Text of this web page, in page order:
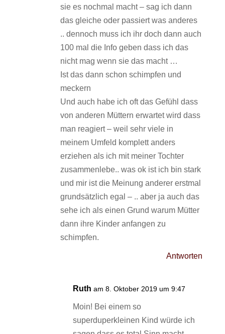
sie es nochmal macht – sag ich dann
das gleiche oder passiert was anderes
.. dennoch muss ich ihr doch dann auch
100 mal die Info geben dass ich das
nicht mag wenn sie das macht …
Ist das dann schon schimpfen und
meckern
Und auch habe ich oft das Gefühl dass
von anderen Müttern erwartet wird dass
man reagiert – weil sehr viele in
meinem Umfeld komplett anders
erziehen als ich mit meiner Tochter
zusammenlebe.. was ok ist ich bin stark
und mir ist die Meinung anderer erstmal
grundsätzlich egal – .. aber ja auch das
sehe ich als einen Grund warum Mütter
dann ihre Kinder anfangen zu
schimpfen.
Antworten
Ruth am 8. Oktober 2019 um 9:47
Moin! Bei einem so
superduperkleinen Kind würde ich